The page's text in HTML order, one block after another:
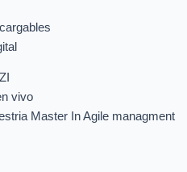
vivo
Master In Agile managment